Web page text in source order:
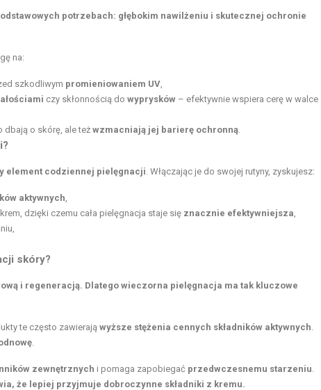
potrzebach: głębokim nawilżeniu i skutecznej ochronie
na:
szkodliwym promieniowaniem UV
czy skłonnością do wyprysków – efektywnie wspiera cerę w walce
dbają o skórę, ale też wzmacniają jej barierę ochronną
element codziennej pielęgnacji . Włączając je do swojej rutyny, zyskujesz:
aktywnych
dzięki czemu cała pielęgnacja staje się znacznie efektywniejsza
skóry?
i regeneracją. Dlatego wieczorna pielęgnacja ma tak kluczowe
te często zawierają wyższe stężenia cennych składników aktywnych
zewnętrznych i pomaga zapobiegać przedwczesnemu starzeniu
że lepiej przyjmuje dobroczynne składniki z kremu.